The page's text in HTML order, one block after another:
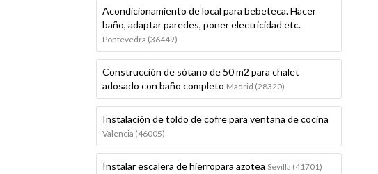
Acondicionamiento de local para bebeteca. Hacer
baño, adaptar paredes, poner electricidad etc.
Pontevedra (36449)
Construcción de sótano de 50 m2 para chalet
adosado con baño completo Madrid (28320)
Instalación de toldo de cofre para ventana de cocina
Valencia (46005)
Instalar escalera de hierropara azotea Sevilla (41701)